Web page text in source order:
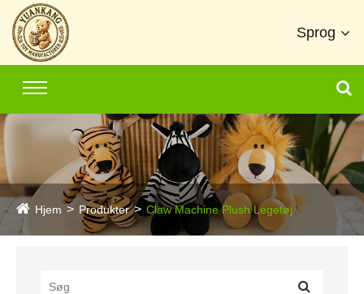
Sprog
Hjem Produkter Claw Machine Plush Legetøj